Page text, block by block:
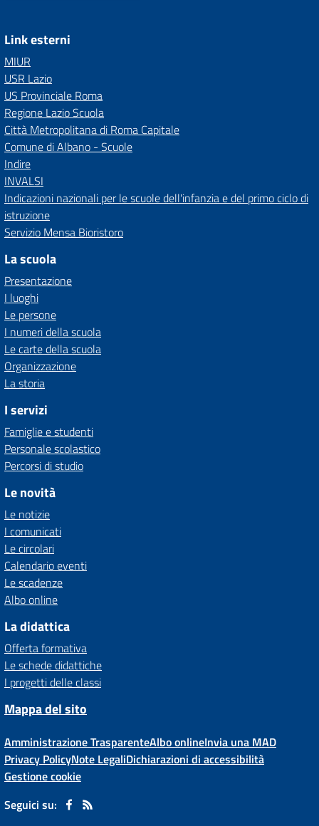
Link esterni
MIUR
USR Lazio
US Provinciale Roma
Regione Lazio Scuola
Città Metropolitana di Roma Capitale
Comune di Albano - Scuole
Indire
INVALSI
Indicazioni nazionali per le scuole dell'infanzia e del primo ciclo di
istruzione
Servizio Mensa Bioristoro
La scuola
Presentazione
I luoghi
Le persone
I numeri della scuola
Le carte della scuola
Organizzazione
La storia
I servizi
Famiglie e studenti
Personale scolastico
Percorsi di studio
Le novità
Le notizie
I comunicati
Le circolari
Calendario eventi
Le scadenze
Albo online
La didattica
Offerta formativa
Le schede didattiche
I progetti delle classi
Mappa del sito
Amministrazione TrasparenteAlbo onlineInvia una MAD
Privacy PolicyNote LegaliDichiarazioni di accessibilità
Gestione cookie
Seguici su: